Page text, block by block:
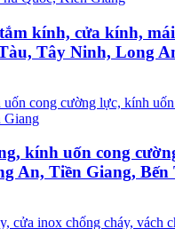
kính, cửa kính,
Tây Ninh, Long
kính uốn cong
An, Tiền Giang,